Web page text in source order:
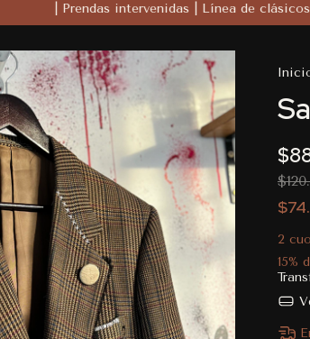
| Prendas intervenidas | Línea de clásicos
2
15%